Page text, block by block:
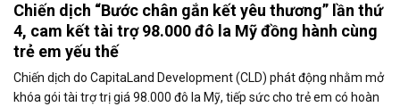
Chiến dịch “Bước chân gắn kết yêu thương” lần thứ
4, cam kết tài trợ 98.000 đô la Mỹ đồng hành cùng
trẻ em yếu thế
Chiến dịch do CapitaLand Development (CLD) phát động nhằm mở
khóa gói tài trợ trị giá 98.000 đô la Mỹ, tiếp sức cho trẻ em có hoàn